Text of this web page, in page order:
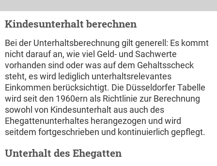
Kindesunterhalt berechnen
Bei der Unterhaltsberechnung gilt generell: Es kommt
nicht darauf an, wie viel Geld- und Sachwerte
vorhanden sind oder was auf dem Gehaltsscheck
steht, es wird lediglich unterhaltsrelevantes
Einkommen berücksichtigt. Die Düsseldorfer Tabelle
wird seit den 1960ern als Richtlinie zur Berechnung
sowohl von Kindesunterhalt aus auch des
Ehegattenunterhaltes herangezogen und wird
seitdem fortgeschrieben und kontinuierlich gepflegt.
Unterhalt des Ehegatten